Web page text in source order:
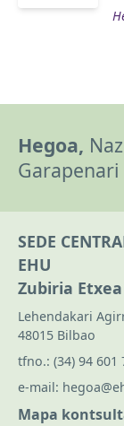
Hegoa,
SEDE
EHU
Zubiria Etxea
Lehendakari
48015 Bilbao
tfno.: (34) 94 601
e-mail:
Mapa